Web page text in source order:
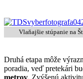
Vlaňajšie stúpanie na
Druhá etapa môže
poradia, veď pretekári
metrov. Zvýšenú